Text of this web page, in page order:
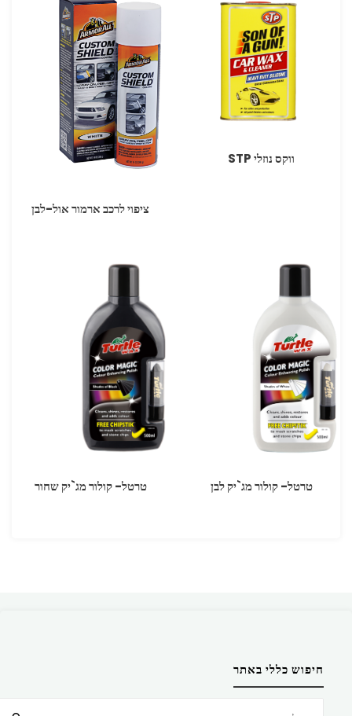
ווקס נוזלי STP
ציפוי לרכב ארמור אול-לבן
טרטל- קולור מג`יק לבן טרטל- קולור מג`יק שחור
חיפוש כללי באתר